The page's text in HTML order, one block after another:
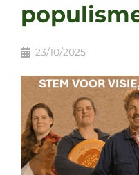
23/10/2025